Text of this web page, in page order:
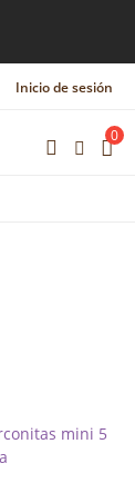
Inicio de sesión
0